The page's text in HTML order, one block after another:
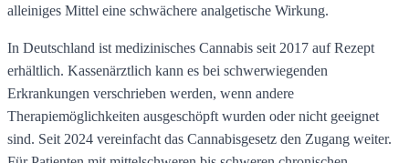
alleiniges Mittel eine schwächere analgetische Wirkung.
In Deutschland ist medizinisches Cannabis seit 2017 auf Rezept
erhältlich. Kassenärztlich kann es bei schwerwiegenden
Erkrankungen verschrieben werden, wenn andere
Therapiemöglichkeiten ausgeschöpft wurden oder nicht geeignet
sind. Seit 2024 vereinfacht das Cannabisgesetz den Zugang weiter.